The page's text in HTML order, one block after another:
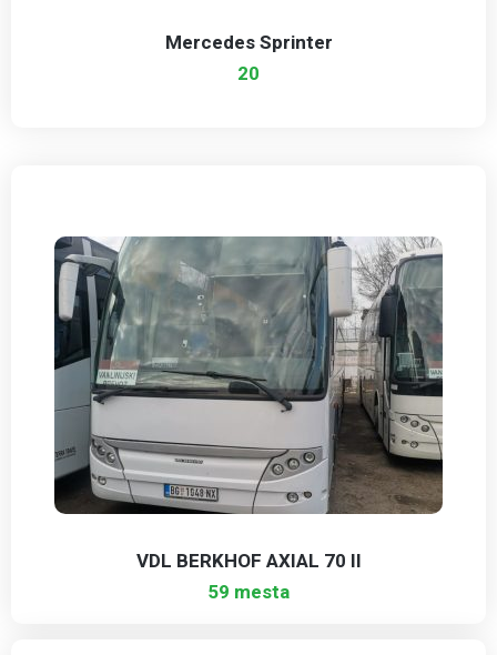
Mercedes Sprinter
20
VDL BERKHOF AXIAL 70 II
59 mesta